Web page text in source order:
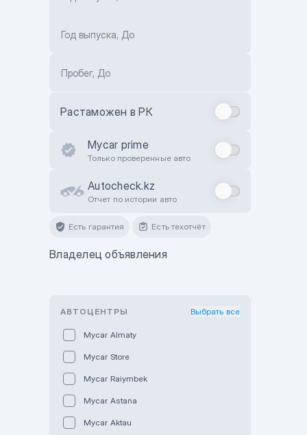
Год выпуска, До
Пробег, До
Растаможен в РК
Mycar prime
Только проверенные авто
Autocheck.kz
Отчет по истории авто
Есть гарантия Есть техотчёт
Владелец объявления
АВТОЦЕНТРЫ Выбрать все
Mycar Almaty
Mycar Store
Mycar Raiymbek
Mycar Astana
Mycar Aktau